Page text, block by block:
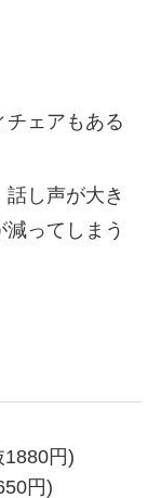
チェアもある
し声が大き
ってしまう
1880円)
円)